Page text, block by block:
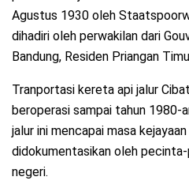
Agustus 1930 oleh
dihadiri oleh perwakilan dari
Bandung, Residen Priangan
Tranportasi kereta api jalur
beroperasi sampai tahun 1980-
jalur ini mencapai masa
didokumentasikan oleh
negeri.